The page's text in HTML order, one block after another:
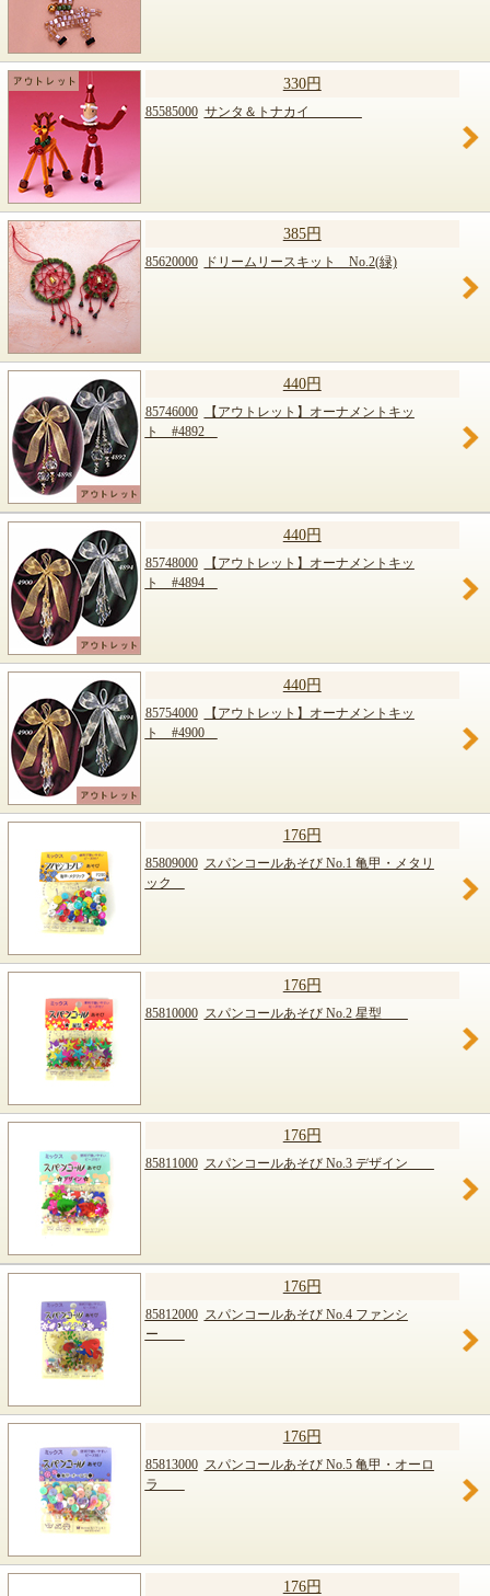
330円
85585000 サンタ＆トナカイ
385円
85620000 ドリームリースキット No.2(緑)
440円
85746000
【アウトレット】オーナメントキッ
ト #4892
440円
85748000
【アウトレット】オーナメントキッ
ト #4894
440円
85754000
【アウトレット】オーナメントキッ
ト #4900
176円
85809000 スパンコールあそび No.1 亀甲・メタリ
ック
176円
85810000 スパンコールあそび No.2 星型
176円
85811000 スパンコールあそび No.3 デザイン
176円
85812000 スパンコールあそび No.4 ファンシ
ー
176円
85813000 スパンコールあそび No.5 亀甲・オーロ
ラ
176円